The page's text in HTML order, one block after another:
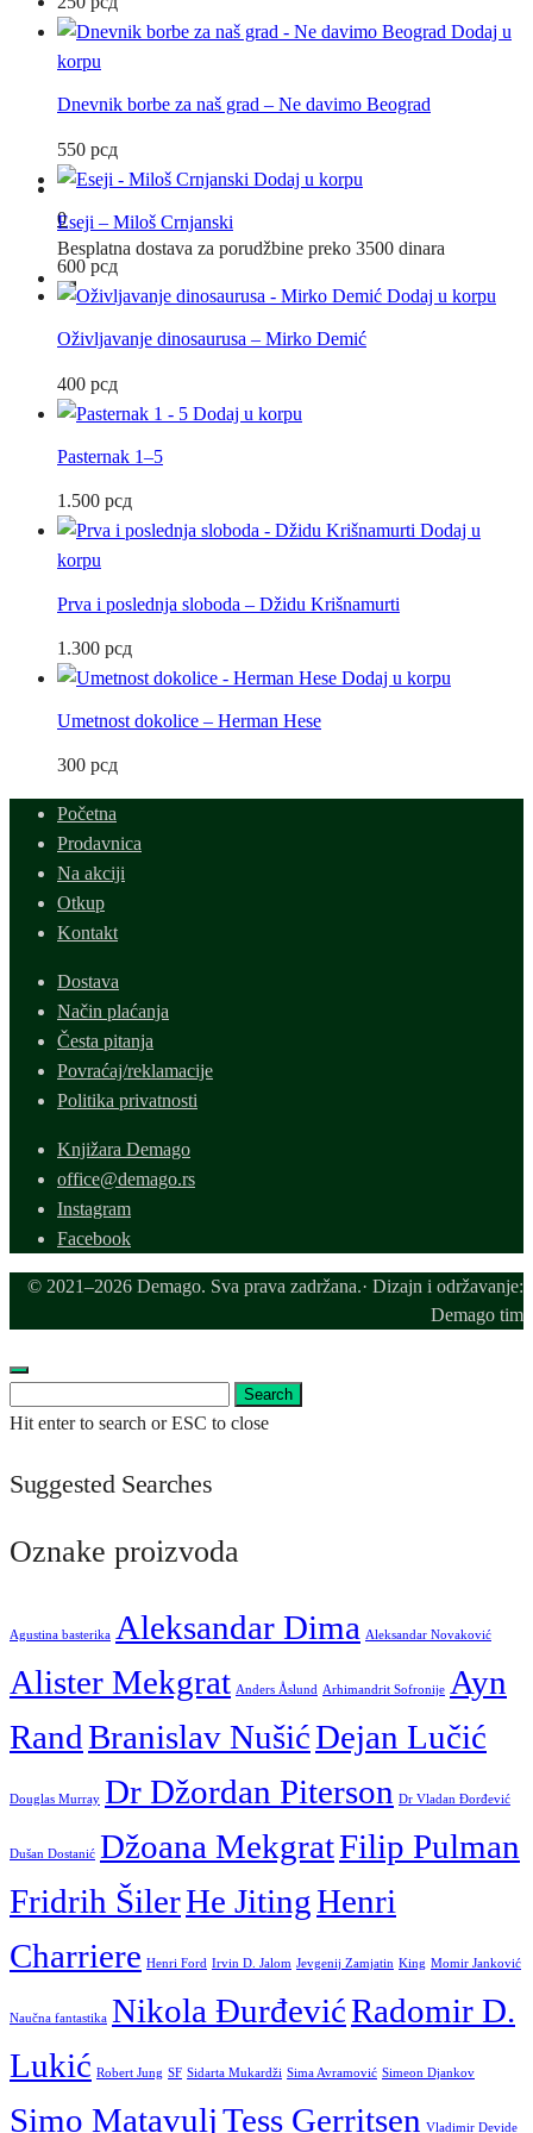
0
Besplatna dostava za porudžbine preko 3500 dinara
Dodaj u
korpu
Dnevnik borbe za naš grad – Ne davimo Beograd
550 рсд
Dodaj u korpu
Eseji – Miloš Crnjanski
600 рсд
Dodaj u korpu
Oživljavanje dinosaurusa – Mirko Demić
400 рсд
Dodaj u korpu
Pasternak 1–5
1.500 рсд
Dodaj u
korpu
Prva i poslednja sloboda – Džidu Krišnamurti
1.300 рсд
Dodaj u korpu
Umetnost dokolice – Herman Hese
300 рсд
Početna
Prodavnica
Na akciji
Otkup
Kontakt
Dostava
Način plaćanja
Česta pitanja
Povraćaj/reklamacije
Politika privatnosti
Knjižara Demago
office@demago.rs
Instagram
Facebook
© 2021–2026 Demago. Sva prava zadržana.· Dizajn i održavanje:
Demago tim
for:
Search
Hit enter to search or ESC to close
Suggested Searches
Oznake proizvoda
Agustina basterika Aleksandar Dima Aleksandar Novaković
Alister Mekgrat Anders Åslund Arhimandrit Sofronije Ayn
RandBranislav NušićDejan Lučić
Douglas Murray Dr Džordan Piterson Dr Vladan Đorđević
Dušan Dostanić Džoana MekgratFilip Pulman
Fridrih ŠilerHe JitingHenri
Charriere Henri Ford Irvin D. Jalom Jevgenij Zamjatin King Momir Janković
Naučna fantastika Nikola ĐurđevićRadomir D.
Lukić Robert Jung SF Sidarta Mukardži Sima Avramović Simeon Djankov
Simo MatavuljTess Gerritsen Vladimir Devide